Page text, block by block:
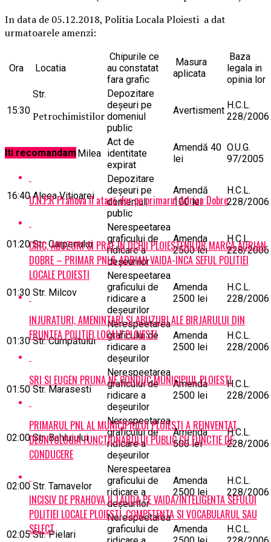
In data de 05.12.2018, Politia Locala Ploiesti a dat
urmatoarele amenzi:
Ora Locatia
Chipurile ce
au constatat
fara grafic
Masura
aplicata
Baza
legala in
opinia lor
15:30
Str.
Petrochimistilor
Depozitare
deşeuri pe
domeniul
public
Avertisment H.C.L.
228/2006
16:05 Str. Vasile Milea
Act de
identitate
expirat
Amendă 40
lei
O.U.G.
97/2005
16:40 Aleea Vitioarei
Depozitare
deşeuri pe
domeniul
public
Amendă
100 lei
H.C.L.
228/2006
01:20 Str. Carpenului
Nerespeetarea
graficului de
ridicare a
deşeurilor
Amenda
2500 lei
H.C.L.
228/2006
01:30 Str. Milcov
Nerespeetarea
graficului de
ridicare a
deşeurilor
Amenda
2500 lei
H.C.L.
228/2006
01:30 Str. Cumpătului
Nerespeetarea
graficului de
ridicare a
deşeurilor
Amenda
2500 lei
H.C.L.
228/2006
01:50 Str. Marasesti
Nerespeetarea
graficului de
ridicare a
deşeurilor
Amenda
2500 lei
H.C.L.
228/2006
02:00 Str. Bahluiului
Nerespeetarea
graficului de
ridicare a
deşeurilor
Amenda
500 lei
H.C.L.
228/2006
02:00 Str. Tamavelor
Nerespeetarea
graficului de
ridicare a
deşeurilor
Amenda
2500 lei
H.C.L.
228/2006
02:05 Str. Pielari
Nerespeetarea
graficului de
Amenda
H.C.L.
Iti recomandam
U.N.P.R Prahova îl atacă dur pe primarul Adrian Dobre
CIRC, ABUZURI SI PRAF IN OCHII PLOIESTENILOR MARCA ADRIAN
DOBRE – PRIMAR PNL& ADRIAN VAIDA-INCA SEFUL POLITIEI
LOCALE PLOIESTI
INJURATURI, AMENINTARI SI ABUZURI ALE BIRJARULUI DIN
FRUNTEA POLITIEI LOCALE PLOIESTI
SRI SI EUGEN PRUNA NE CONDUC MUNICIPIUL PLOIESTI
PRIMARUL PNL AL MUNICIPIULUI PLOIESTI A REINVENTAT
DEONTOLOGIA FUNCTIONARULUI PUBLIC CU FUNCTIE DE
CONDUCERE
INCISIV DE PRAHOVA IL LAUDA PE VAIDA/INTELIGENTA SEFULUI
POLITIEI LOCALE PLOIESTI, COMPETENTA SI VOCABULARUL SAU
SELECT